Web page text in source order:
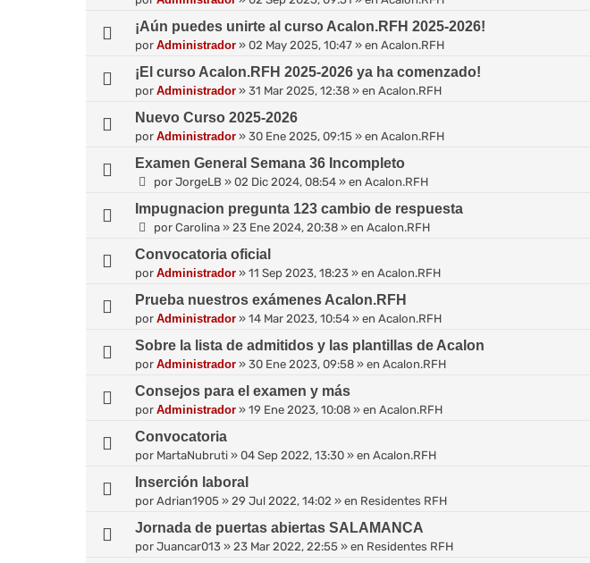
¡Aún puedes unirte al curso Acalon.RFH 2025-2026!
por Administrador » 02 May 2025, 10:47 » en Acalon.RFH
¡El curso Acalon.RFH 2025-2026 ya ha comenzado!
por Administrador » 31 Mar 2025, 12:38 » en Acalon.RFH
Nuevo Curso 2025-2026
por Administrador » 30 Ene 2025, 09:15 » en Acalon.RFH
Examen General Semana 36 Incompleto
por JorgeLB » 02 Dic 2024, 08:54 » en Acalon.RFH
Impugnacion pregunta 123 cambio de respuesta
por Carolina » 23 Ene 2024, 20:38 » en Acalon.RFH
Convocatoria oficial
por Administrador » 11 Sep 2023, 18:23 » en Acalon.RFH
Prueba nuestros exámenes Acalon.RFH
por Administrador » 14 Mar 2023, 10:54 » en Acalon.RFH
Sobre la lista de admitidos y las plantillas de Acalon
por Administrador » 30 Ene 2023, 09:58 » en Acalon.RFH
Consejos para el examen y más
por Administrador » 19 Ene 2023, 10:08 » en Acalon.RFH
Convocatoria
por MartaNubruti » 04 Sep 2022, 13:30 » en Acalon.RFH
Inserción laboral
por Adrian1905 » 29 Jul 2022, 14:02 » en Residentes RFH
Jornada de puertas abiertas SALAMANCA
por Juancar013 » 23 Mar 2022, 22:55 » en Residentes RFH